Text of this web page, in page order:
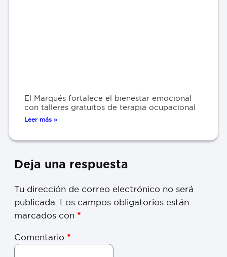
El Marqués fortalece el bienestar emocional
con talleres gratuitos de terapia ocupacional
Leer más »
Deja una respuesta
Tu dirección de correo electrónico no será
publicada. Los campos obligatorios están
marcados con *
Comentario *